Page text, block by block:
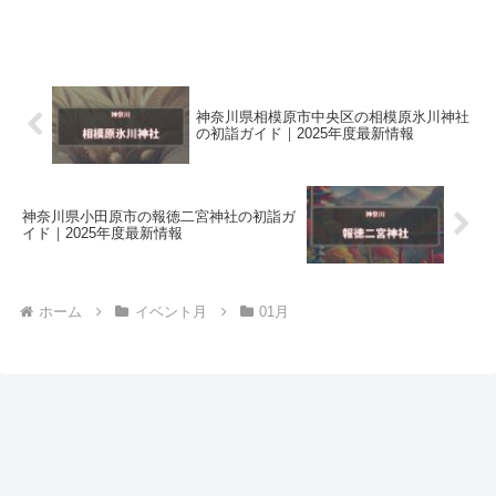
神奈川県相模原市中央区の相模原氷川神社
の初詣ガイド｜2025年度最新情報
神奈川県小田原市の報徳二宮神社の初詣ガ
イド｜2025年度最新情報
ホーム イベント月 01月